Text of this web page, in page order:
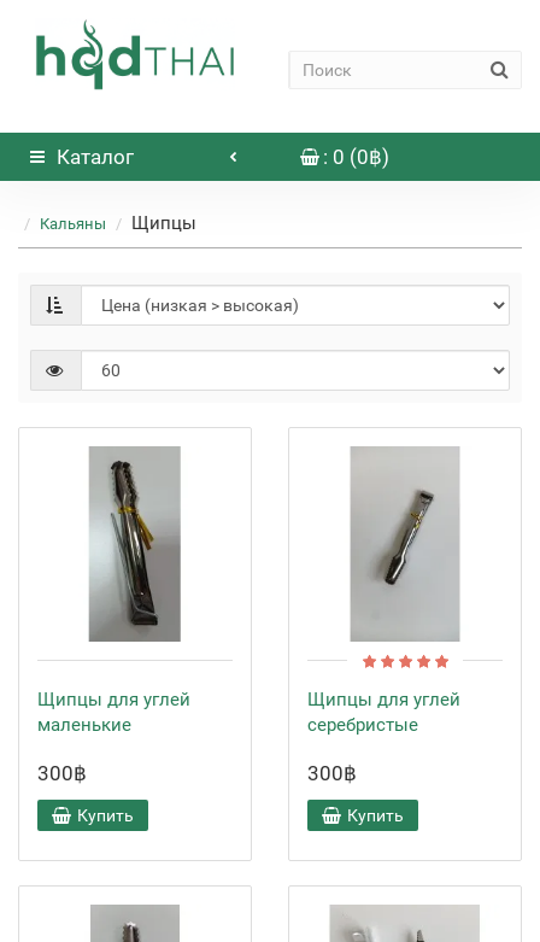
Каталог : 0 (0฿)
Кальяны Щипцы
Щипцы для углей
маленькие
300฿
Купить
Щипцы для углей
серебристые
300฿
Купить